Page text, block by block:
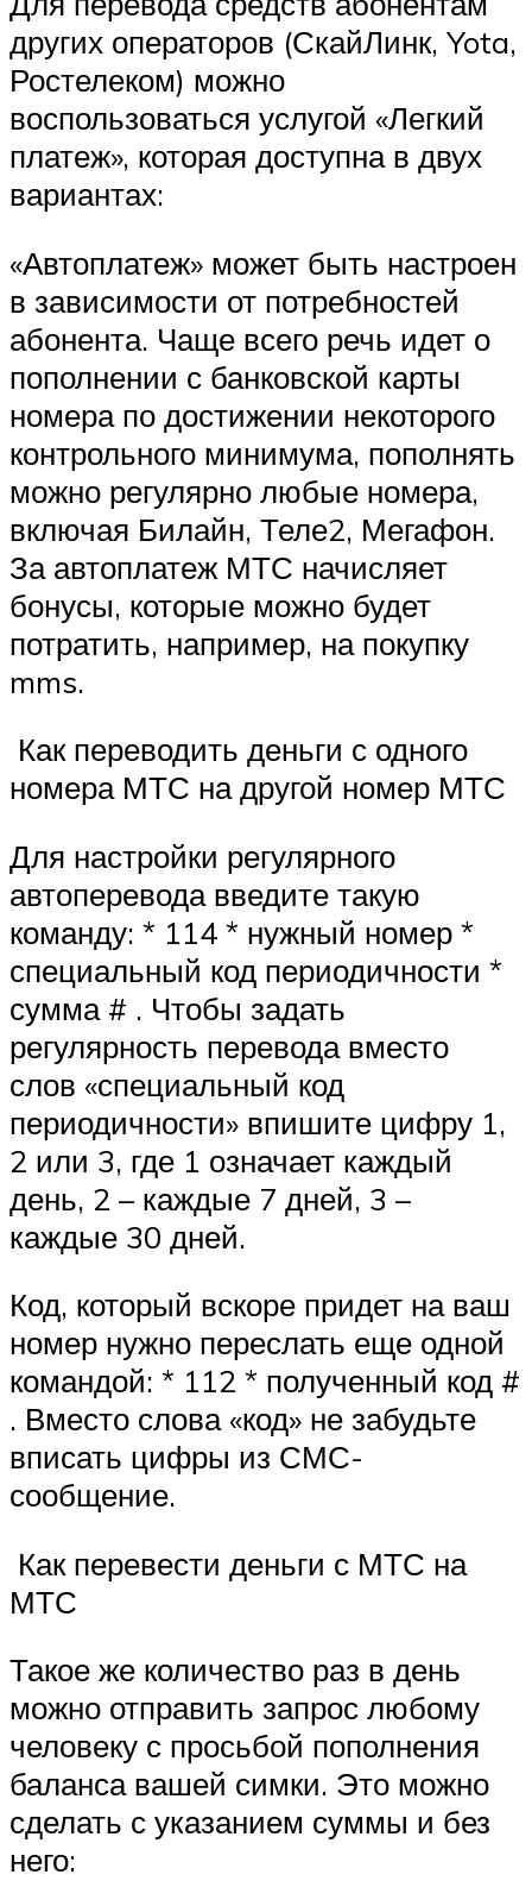
других операторов (СкайЛинк, Yota,
Ростелеком) можно
воспользоваться услугой «Легкий
платеж», которая доступна в двух
вариантах:
«Автоплатеж» может быть настроен
в зависимости от потребностей
абонента. Чаще всего речь идет о
пополнении с банковской карты
номера по достижении некоторого
контрольного минимума, пополнять
можно регулярно любые номера,
включая Билайн, Теле2, Мегафон.
За автоплатеж МТС начисляет
бонусы, которые можно будет
потратить, например, на покупку
mms.
Как переводить деньги с одного
номера МТС на другой номер МТС
Для настройки регулярного
автоперевода введите такую
команду: * 114 * нужный номер *
специальный код периодичности *
сумма # . Чтобы задать
регулярность перевода вместо
слов «специальный код
периодичности» впишите цифру 1,
2 или 3, где 1 означает каждый
день, 2 – каждые 7 дней, 3 –
каждые 30 дней.
Код, который вскоре придет на ваш
номер нужно переслать еще одной
командой: * 112 * полученный код #
. Вместо слова «код» не забудьте
вписать цифры из СМС-
сообщение.
Как перевести деньги с МТС на
МТС
Такое же количество раз в день
можно отправить запрос любому
человеку с просьбой пополнения
баланса вашей симки. Это можно
сделать с указанием суммы и без
него: